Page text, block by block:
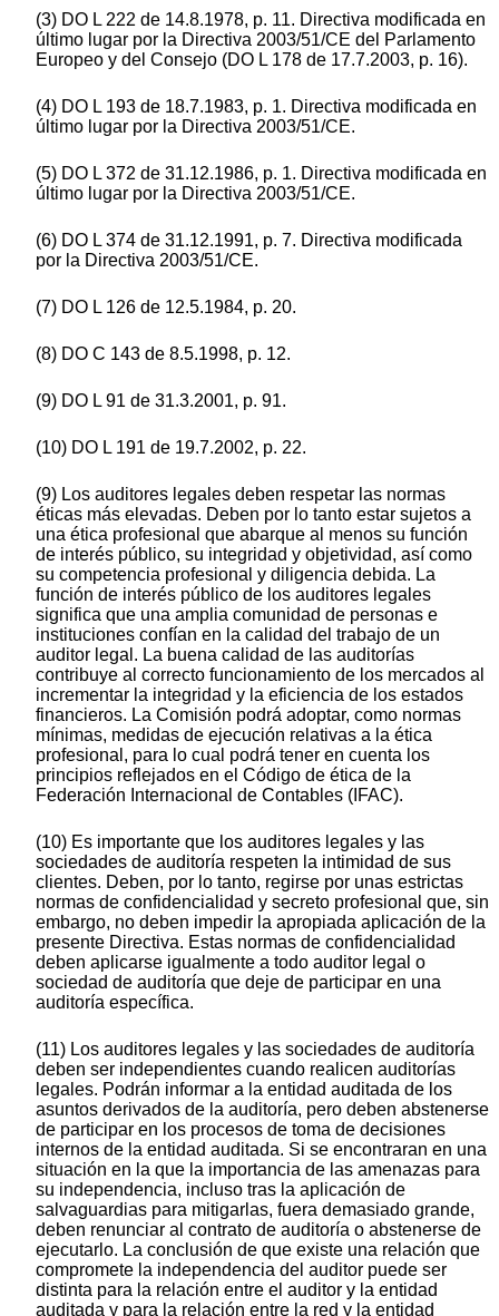
(3) DO L 222 de 14.8.1978, p. 11. Directiva modificada en
último lugar por la Directiva 2003/51/CE del Parlamento
Europeo y del Consejo (DO L 178 de 17.7.2003, p. 16).
(4) DO L 193 de 18.7.1983, p. 1. Directiva modificada en
último lugar por la Directiva 2003/51/CE.
(5) DO L 372 de 31.12.1986, p. 1. Directiva modificada en
último lugar por la Directiva 2003/51/CE.
(6) DO L 374 de 31.12.1991, p. 7. Directiva modificada
por la Directiva 2003/51/CE.
(7) DO L 126 de 12.5.1984, p. 20.
(8) DO C 143 de 8.5.1998, p. 12.
(9) DO L 91 de 31.3.2001, p. 91.
(10) DO L 191 de 19.7.2002, p. 22.
(9) Los auditores legales deben respetar las normas
éticas más elevadas. Deben por lo tanto estar sujetos a
una ética profesional que abarque al menos su función
de interés público, su integridad y objetividad, así como
su competencia profesional y diligencia debida. La
función de interés público de los auditores legales
significa que una amplia comunidad de personas e
instituciones confían en la calidad del trabajo de un
auditor legal. La buena calidad de las auditorías
contribuye al correcto funcionamiento de los mercados al
incrementar la integridad y la eficiencia de los estados
financieros. La Comisión podrá adoptar, como normas
mínimas, medidas de ejecución relativas a la ética
profesional, para lo cual podrá tener en cuenta los
principios reflejados en el Código de ética de la
Federación Internacional de Contables (IFAC).
(10) Es importante que los auditores legales y las
sociedades de auditoría respeten la intimidad de sus
clientes. Deben, por lo tanto, regirse por unas estrictas
normas de confidencialidad y secreto profesional que, sin
embargo, no deben impedir la apropiada aplicación de la
presente Directiva. Estas normas de confidencialidad
deben aplicarse igualmente a todo auditor legal o
sociedad de auditoría que deje de participar en una
auditoría específica.
(11) Los auditores legales y las sociedades de auditoría
deben ser independientes cuando realicen auditorías
legales. Podrán informar a la entidad auditada de los
asuntos derivados de la auditoría, pero deben abstenerse
de participar en los procesos de toma de decisiones
internos de la entidad auditada. Si se encontraran en una
situación en la que la importancia de las amenazas para
su independencia, incluso tras la aplicación de
salvaguardias para mitigarlas, fuera demasiado grande,
deben renunciar al contrato de auditoría o abstenerse de
ejecutarlo. La conclusión de que existe una relación que
compromete la independencia del auditor puede ser
distinta para la relación entre el auditor y la entidad
auditada y para la relación entre la red y la entidad